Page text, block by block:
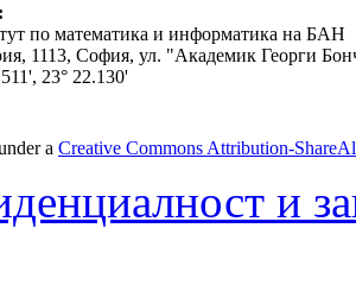
по математика и информатика на БАН
1113, София, ул. "Академик Георги
23° 22.130'
a Creative Commons Attribution-
и